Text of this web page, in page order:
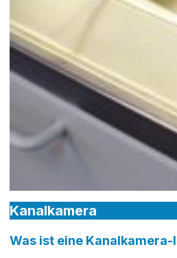
Kanalkamera
Was ist eine Kanalkamera-